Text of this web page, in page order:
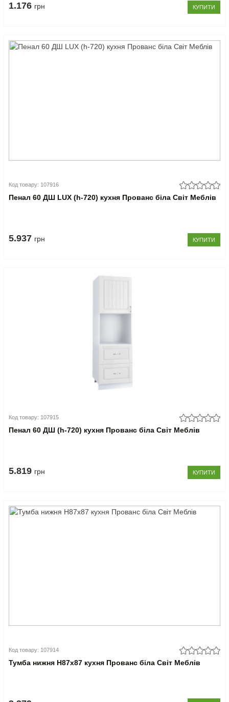
1.176 грн КУПИТИ
Код товару: 107916
Пенал 60 ДШ LUX (h-720) кухня Прованс біла Світ Меблів
5.937 грн КУПИТИ
Код товару: 107915
Пенал 60 ДШ (h-720) кухня Прованс біла Світ Меблів
5.819 грн КУПИТИ
Код товару: 107914
Тумба нижня Н87x87 кухня Прованс біла Світ Меблів